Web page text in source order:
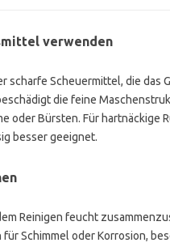
verwenden
scharfe Scheuermittel, die das
die feine
oder Bürsten. Für hartnäckige
besser geeignet.
Reinigen feucht
Schimmel oder Korrosion,